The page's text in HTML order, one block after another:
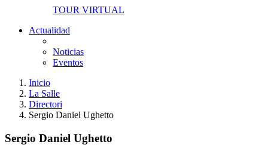
TOUR VIRTUAL
Actualidad
Noticias
Eventos
Inicio
La Salle
Directori
Sergio Daniel Ughetto
Sergio Daniel Ughetto